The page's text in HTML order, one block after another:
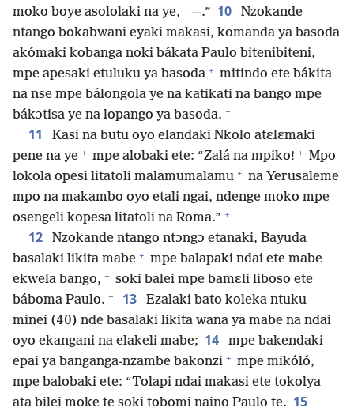
moko boye asololaki na ye, + —.” 10
Nzokande
ntango bokabwani eyaki makasi, komanda ya basoda
akómaki kobanga noki bákata Paulo bitenibiteni,
mpe apesaki etuluku ya basoda + mitindo ete bákita
na nse mpe bálongola ye na katikati na bango mpe
bákɔtisa ye na lopango ya basoda. +
11
Kasi na butu oyo elandaki Nkolo atɛlɛmaki
pene na ye + mpe alobaki ete: “Zalá na mpiko! + Mpo
lokola opesi litatoli malamumalamu + na Yerusaleme
mpo na makambo oyo etali ngai, ndenge moko mpe
osengeli kopesa litatoli na Roma.” +
12
Nzokande ntango ntɔngɔ etanaki, Bayuda
basalaki likita mabe + mpe balapaki ndai ete mabe
ekwela bango, + soki balei mpe bamɛli liboso ete
báboma Paulo. + 13
Ezalaki bato koleka ntuku
minei (40) nde basalaki likita wana ya mabe na ndai
oyo ekangani na elakeli mabe; 14
mpe bakendaki
epai ya banganga-nzambe bakonzi + mpe mikóló,
mpe balobaki ete: “Tolapi ndai makasi ete tokolya
ata bilei moke te soki tobomi naino Paulo te. 15